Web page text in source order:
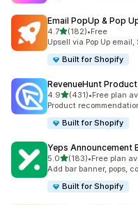
Email PopUp & Pop
4.7เต็ม 5 ดาว
(182)
ทั้งหมด 182 รีวิว
•Free
Upsell via Pop Up
Built for Shopify
RevenueHunt
4.9เต็ม 5 ดาว
(431)
ทั้งหมด 431 รีวิว
•Free plan
Product
Built for Shopify
Yeps Announcement
5.0เต็ม 5 ดาว
(183)
ทั้งหมด 183 รีวิว
•Free plan
Add bar banner, pops,
Built for Shopify